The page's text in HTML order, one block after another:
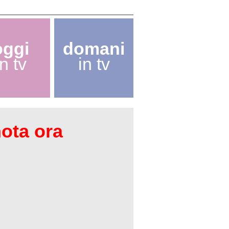
tv
domani
in tv
ora